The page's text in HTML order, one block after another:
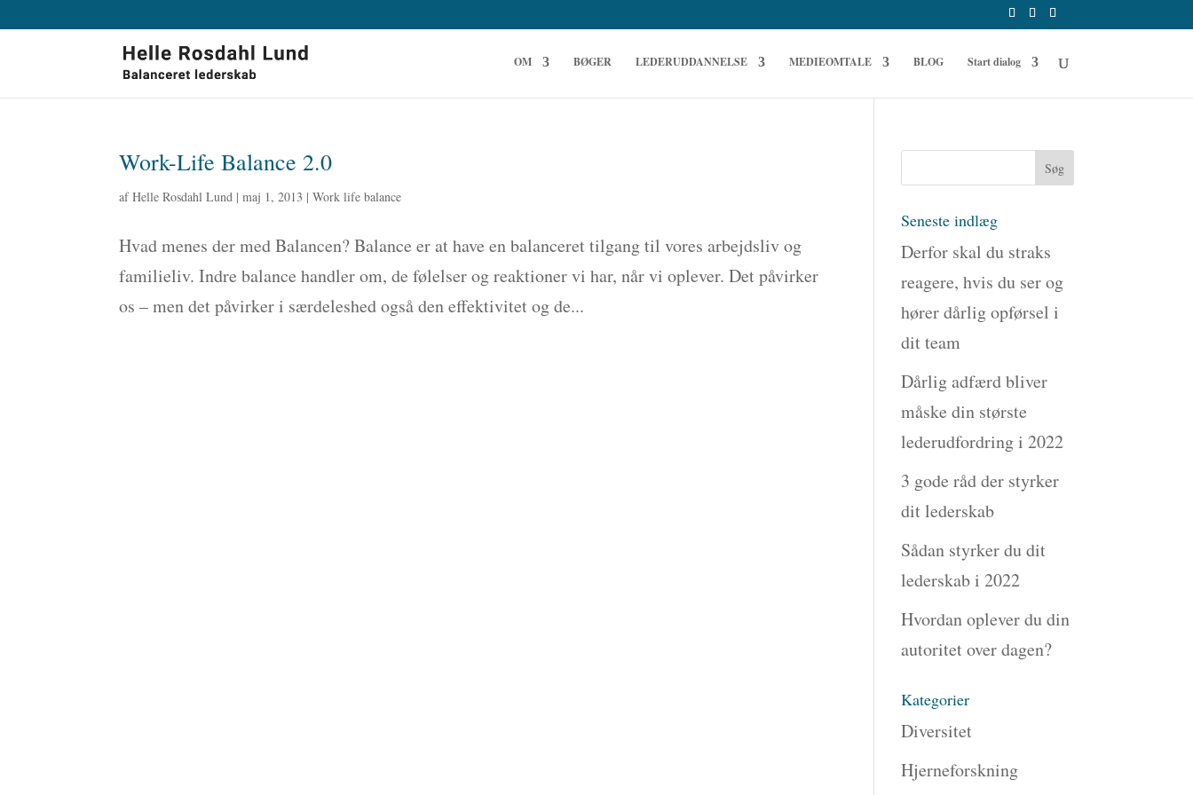
OM BØGER LEDERUDDANNELSE MEDIEOMTALE BLOG Start dialog
Work-Life Balance 2.0
afHelle Rosdahl Lund |maj 1, 2013 |Work life balance
Hvad menes der med Balancen? Balance er at have en balanceret tilgang til vores arbejdsliv og
familieliv. Indre balance handler om, de følelser og reaktioner vi har, når vi oplever. Det påvirker
os – men det påvirker i særdeleshed også den effektivitet og de...
Seneste indlæg
Derfor skal du straks
reagere, hvis du ser og
hører dårlig opførsel i
dit team
Dårlig adfærd bliver
måske din største
lederudfordring i 2022
3 gode råd der styrker
dit lederskab
Sådan styrker du dit
lederskab i 2022
Hvordan oplever du din
autoritet over dagen?
Kategorier
Diversitet
Hjerneforskning